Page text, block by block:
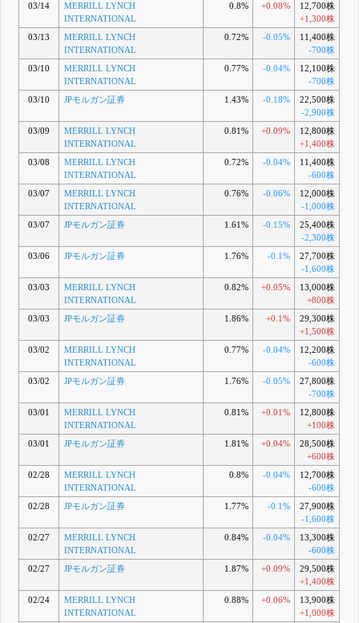
03/14
MERRILL LYNCH
INTERNATIONAL
0.8% +0.08%
12,700株
+1,300株
03/13
MERRILL LYNCH
INTERNATIONAL
0.72% -0.05%
11,400株
-700株
03/10
MERRILL LYNCH
INTERNATIONAL
0.77% -0.04%
12,100株
-700株
03/10
JPモルガン証券 1.43% -0.18%
22,500株
-2,900株
03/09
MERRILL LYNCH
INTERNATIONAL
0.81% +0.09%
12,800株
+1,400株
03/08
MERRILL LYNCH
INTERNATIONAL
0.72% -0.04%
11,400株
-600株
03/07
MERRILL LYNCH
INTERNATIONAL
0.76% -0.06%
12,000株
-1,000株
03/07
JPモルガン証券 1.61% -0.15%
25,400株
-2,300株
03/06
JPモルガン証券 1.76% -0.1%
27,700株
-1,600株
03/03
MERRILL LYNCH
INTERNATIONAL
0.82% +0.05%
13,000株
+800株
03/03
JPモルガン証券 1.86% +0.1%
29,300株
+1,500株
03/02
MERRILL LYNCH
INTERNATIONAL
0.77% -0.04%
12,200株
-600株
03/02
JPモルガン証券 1.76% -0.05%
27,800株
-700株
03/01
MERRILL LYNCH
INTERNATIONAL
0.81% +0.01%
12,800株
+100株
03/01
JPモルガン証券 1.81% +0.04%
28,500株
+600株
02/28
MERRILL LYNCH
INTERNATIONAL
0.8% -0.04%
12,700株
-600株
02/28
JPモルガン証券 1.77% -0.1%
27,900株
-1,600株
02/27
MERRILL LYNCH
INTERNATIONAL
0.84% -0.04%
13,300株
-600株
02/27
JPモルガン証券 1.87% +0.09%
29,500株
+1,400株
02/24
MERRILL LYNCH
INTERNATIONAL
0.88% +0.06%
13,900株
+1,000株